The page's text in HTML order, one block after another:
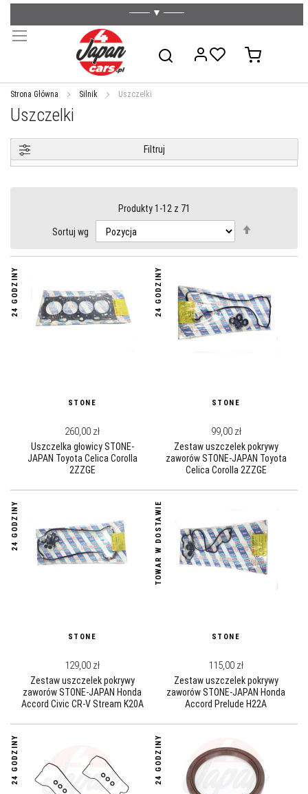
─── ▼ ───
do
treści
Szukaj
Mój koszyk
Strona Główna Silnik Uszczelki
Uszczelki
WYSZUKIWARKA AMASTY
Produkty1 -12z 71
Sortuj wg
24 GODZINY
STONE
260,00 zł
Uszczelka głowicy STONE-
JAPAN Toyota Celica Corolla
2ZZGE
24 GODZINY
STONE
99,00 zł
Zestaw uszczelek pokrywy
zaworów STONE-JAPAN Toyota
Celica Corolla 2ZZGE
24 GODZINY
STONE
129,00 zł
Zestaw uszczelek pokrywy
zaworów STONE-JAPAN Honda
Accord Civic CR-V Stream K20A
TOWAR W DOSTAWIE
STONE
115,00 zł
Zestaw uszczelek pokrywy
zaworów STONE-JAPAN Honda
Accord Prelude H22A
24 GODZINY 24 GODZINY
Filtruj